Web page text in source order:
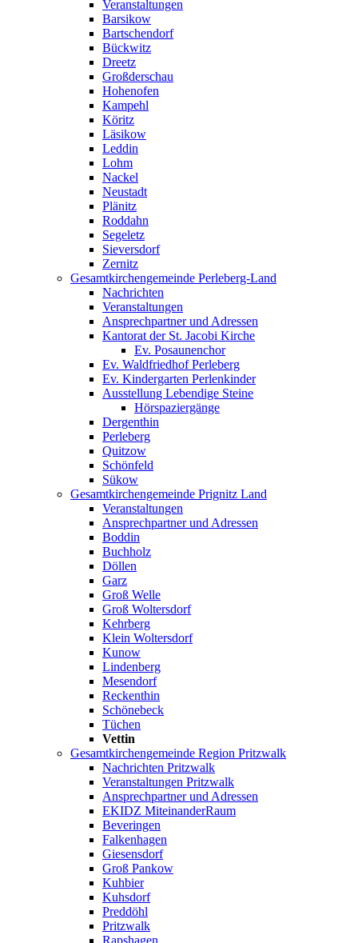
Veranstaltungen
Barsikow
Bartschendorf
Bückwitz
Dreetz
Großderschau
Hohenofen
Kampehl
Köritz
Läsikow
Leddin
Lohm
Nackel
Neustadt
Plänitz
Roddahn
Segeletz
Sieversdorf
Zernitz
Gesamtkirchengemeinde Perleberg-Land
Nachrichten
Veranstaltungen
Ansprechpartner und Adressen
Kantorat der St. Jacobi Kirche
Ev. Posaunenchor
Ev. Waldfriedhof Perleberg
Ev. Kindergarten Perlenkinder
Ausstellung Lebendige Steine
Hörspaziergänge
Dergenthin
Perleberg
Quitzow
Schönfeld
Sükow
Gesamtkirchengemeinde Prignitz Land
Veranstaltungen
Ansprechpartner und Adressen
Boddin
Buchholz
Döllen
Garz
Groß Welle
Groß Woltersdorf
Kehrberg
Klein Woltersdorf
Kunow
Lindenberg
Mesendorf
Reckenthin
Schönebeck
Tüchen
Vettin
Gesamtkirchengemeinde Region Pritzwalk
Nachrichten Pritzwalk
Veranstaltungen Pritzwalk
Ansprechpartner und Adressen
EKIDZ MiteinanderRaum
Beveringen
Falkenhagen
Giesensdorf
Groß Pankow
Kuhbier
Kuhsdorf
Preddöhl
Pritzwalk